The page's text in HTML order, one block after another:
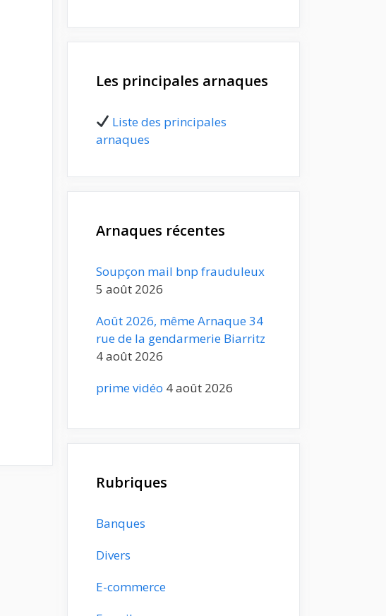
Les principales arnaques
Liste des principales
arnaques
Arnaques récentes
Soupçon mail bnp frauduleux
5 août 2026
Août 2026, même Arnaque 34
rue de la gendarmerie Biarritz
4 août 2026
prime vidéo 4 août 2026
Rubriques
Banques
Divers
E-commerce